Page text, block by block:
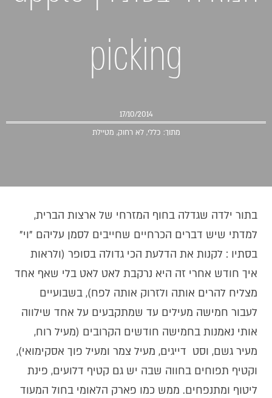
picking
17/10/2014
מתוך:כללי,לא רחוק,מטיילת
בתור ילדה שגדלה בחוף המזרחי של ארצות הברית,
למדתי שיש דברים הכרחיים שחייבים לסמן עליהם "וי"
בסתיו : לקנות את הדלעת הכי גדולה בסופר (ולראות
איך חודש אחרי זה היא נרקבת לאט לאט בלי שאף אחד
מצליח להרים אותה ולזרוק אותה לפח), בשבועיים
לעבור חמישה מעילים עד שמתקבעים על אחד שילווה
אותי נאמנות בחמישה חודשים הקרובים (מעיל רוח,
מעיר גשם, וסט דייגים, מעיל צמר ומעיל פוך אסקימואי),
וקטיף תפוחים בחווה שבה יש גם קטיף דלועים, פינת
ליטוף ומתנפחים. ממש כמו פארק הלאומי בחול המעוד